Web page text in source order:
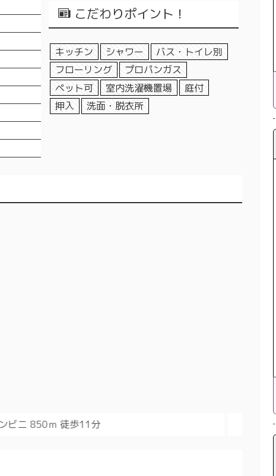
こだわりポイント！
キッチン シャワー
バス・トイレ別
フローリング
プロパンガス
ペット可
室内洗濯機置場
庭付
押入
洗面・脱衣所
学校 600ｍ 徒歩8分